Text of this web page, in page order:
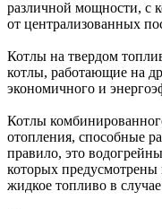
различной мощности, с
от централизованных
Котлы на твердом
котлы, работающие на
экономичного и
Котлы
отопления, способные
правило, это
которых предусмотрены
жидкое топливо в